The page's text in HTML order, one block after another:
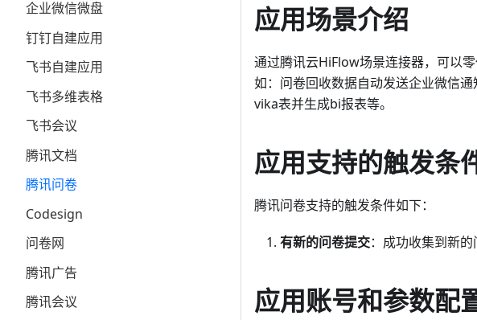
企业微信微盘
钉钉自建应用
飞书自建应用
飞书多维表格
飞书会议
腾讯文档
腾讯问卷
Codesign
问卷网
腾讯广告
腾讯会议
应用场景介绍
通过腾讯云HiFlow场景连接器，可以
如：问卷回收数据自动发送企业微信
vika表并生成bi报表等。
应用支持的触发条
腾讯问卷支持的触发条件如下：
有新的问卷提交：成功收集到新
应用账号和参数配